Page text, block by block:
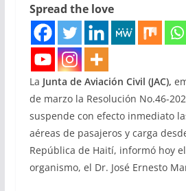
Spread the love
La Junta de Aviación Civil (JAC),
de marzo la Resolución No.46-
suspende con efecto inmediato
aéreas de pasajeros y carga
República de Haití, informó hoy
organismo, el Dr. José Ernesto